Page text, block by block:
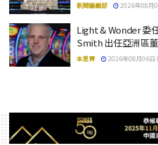
新聞編輯部 2026年08月
Light & Wonder 委
Smith 出任亞洲區
本思齊 2026年08月06日